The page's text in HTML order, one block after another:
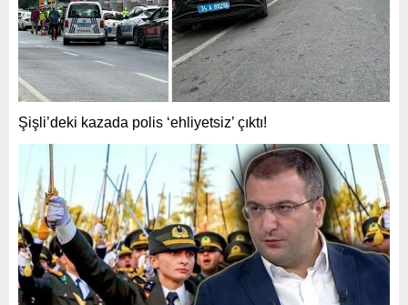
Şişli’deki kazada polis ‘ehliyetsiz’ çıktı!